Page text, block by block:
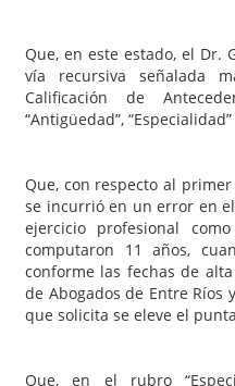
Que, en este estado, el Dr.
vía recursiva señalada
Calificación de
“Antigüedad”,
Que, con respecto al
se incurrió en un error en
ejercicio profesional
computaron 11 años,
conforme las fechas de
de Abogados de Entre Ríos
que solicita se eleve el
Que, en el rubro